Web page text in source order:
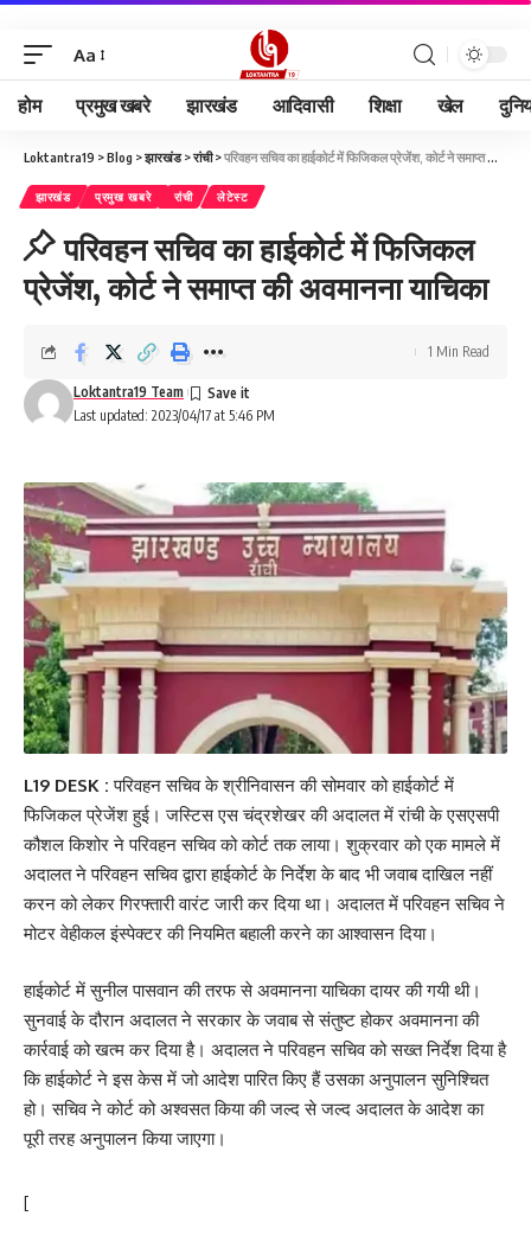
Aa
होम प्रमुख खबरे झारखंड आदिवासी शिक्षा खेल
Loktantra19 >Blog >झारखंड>रांची>परिवहन सचिव का हाईकोर्ट में फिजिकल प्रेजेंश, कोर्ट ने समाप्त की अवमानना याचिका
झारखंड प्रमुख खबरे रांची लेटेस्ट
परिवहन सचिव का हाईकोर्ट में फिजिकल
प्रेजेंश, कोर्ट ने समाप्त की अवमानना याचिका
Last updated: 2023/04/17 at 5:46 PM
Loktantra19 Team
1 Min Read
L19 DESK : परिवहन सचिव के श्रीनिवासन की सोमवार को हाईकोर्ट में
फिजिकल प्रेजेंश हुई। जस्टिस एस चंद्रशेखर की अदालत में रांची के एसएसपी
कौशल किशोर ने परिवहन सचिव को कोर्ट तक लाया। शुक्रवार को एक मामले में
अदालत ने परिवहन सचिव द्वारा हाईकोर्ट के निर्देश के बाद भी जवाब दाखिल नहीं
करन को लेकर गिरफ्तारी वारंट जारी कर दिया था। अदालत में परिवहन सचिव ने
मोटर वेहीकल इंस्पेक्टर की नियमित बहाली करने का आश्वासन दिया।
हाईकोर्ट में सुनील पासवान की तरफ से अवमानना याचिका दायर की गयी थी।
सुनवाई के दौरान अदालत ने सरकार के जवाब से संतुष्ट होकर अवमानना की
कार्रवाई को खत्म कर दिया है। अदालत ने परिवहन सचिव को सख्त निर्देश दिया है
कि हाईकोर्ट ने इस केस में जो आदेश पारित किए हैं उसका अनुपालन सुनिश्चित
हो। सचिव ने कोर्ट को अश्वसत किया की जल्द से जल्द अदालत के आदेश का
पूरी तरह अनुपालन किया जाएगा।
[